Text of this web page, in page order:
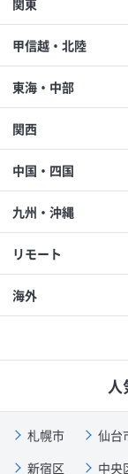
関東
甲信越・北陸
東海・中部
関西
中国・四国
九州・沖縄
リモート
海外
人
札幌市 仙台
新宿区
中央